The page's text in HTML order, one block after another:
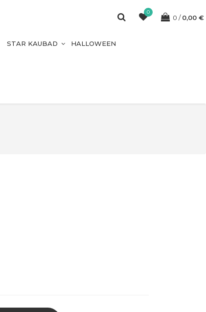
0
0 0,00 €
STAR KAUBAD HALLOWEEN